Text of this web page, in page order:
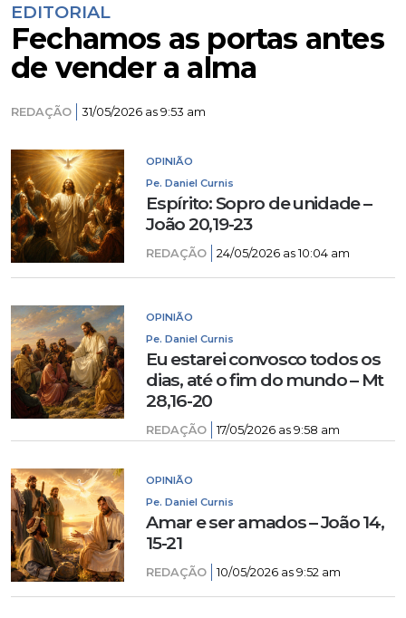
EDITORIAL
Fechamos as portas antes
de vender a alma
REDAÇÃO 31/05/2026 as 9:53 am
OPINIÃO
Pe. Daniel Curnis
Espírito: Sopro de unidade –
João 20,19-23
REDAÇÃO 24/05/2026 as 10:04 am
OPINIÃO
Pe. Daniel Curnis
Eu estarei convosco todos os
dias, até o fim do mundo – Mt
28,16-20
REDAÇÃO 17/05/2026 as 9:58 am
OPINIÃO
Pe. Daniel Curnis
Amar e ser amados – João 14,
15-21
REDAÇÃO 10/05/2026 as 9:52 am